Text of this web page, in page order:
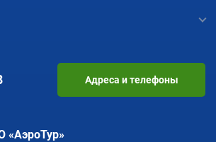
«АэроТур»
Адреса и телефоны